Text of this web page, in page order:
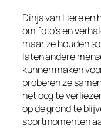
Dinja van Liere en
om foto’s en
maar ze houden
laten andere
kunnen maken
proberen ze
het oog te
op de grond te
sportmomenten